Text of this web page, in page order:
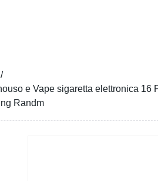
e Vape sigaretta elettronica
Randm